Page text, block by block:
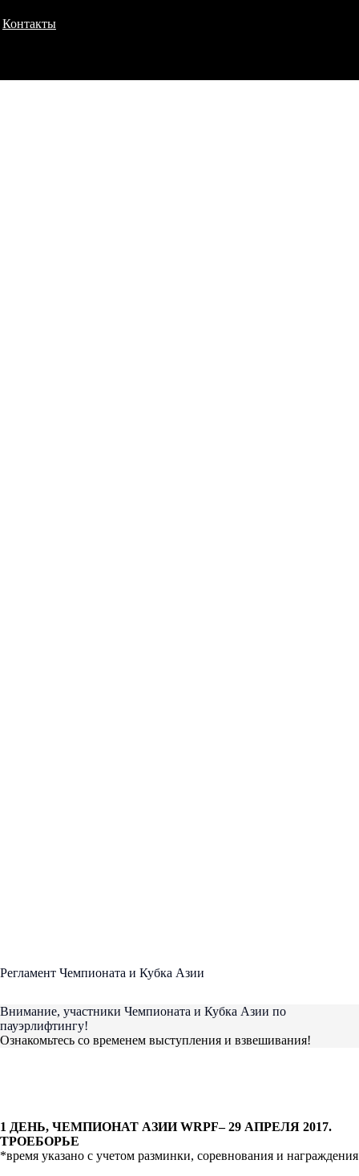
Контакты
Регламент Чемпионата и Кубка Азии
Внимание, участники Чемпионата и Кубка Азии по
пауэрлифтингу!
Ознакомьтесь со временем выступления и взвешивания!
1 ДЕНЬ, ЧЕМПИОНАТ АЗИИ WRPF– 29 АПРЕЛЯ 2017.
ТРОЕБОРЬЕ
*время указано с учетом разминки, соревнования и награждения